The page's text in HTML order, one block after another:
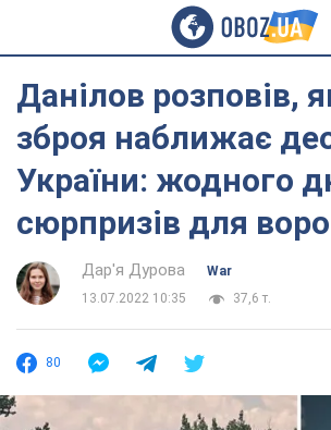
Данілов розповів,
зброя наближає
України: жодного
сюрпризів для
Дар'я Дурова
War
13.07.2022 10:35
37,6 т.
80